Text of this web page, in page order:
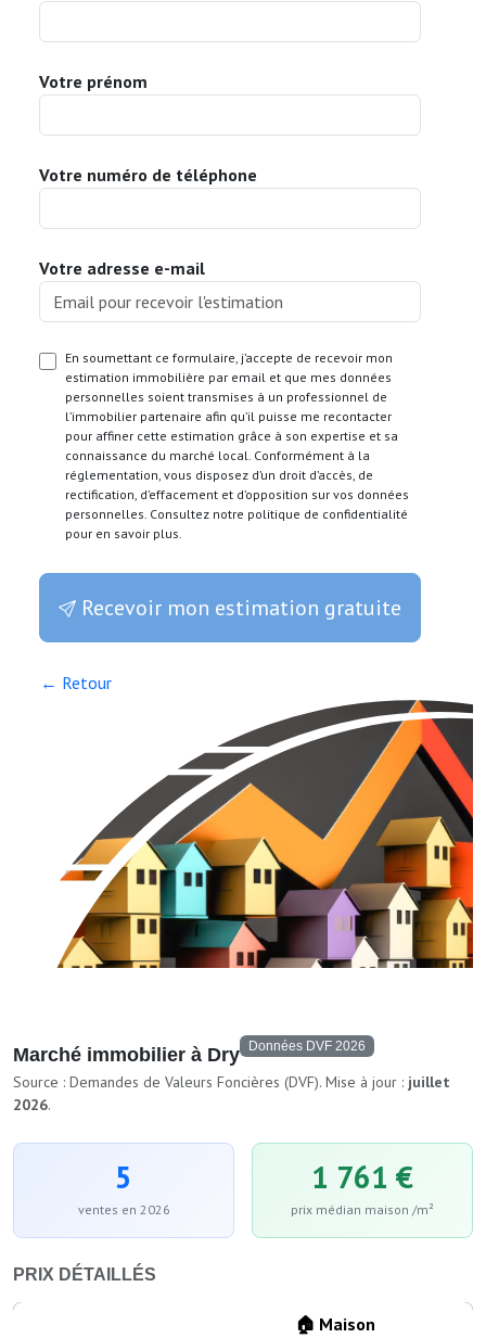
Votre prénom
Votre numéro de téléphone
Votre adresse e-mail
En soumettant ce formulaire, j’accepte de recevoir mon
estimation immobilière par email et que mes données
personnelles soient transmises à un professionnel de
l’immobilier partenaire afin qu’il puisse me recontacter
pour affiner cette estimation grâce à son expertise et sa
connaissance du marché local. Conformément à la
réglementation, vous disposez d’un droit d’accès, de
rectification, d’effacement et d’opposition sur vos données
personnelles. Consultez notre politique de confidentialité
pour en savoir plus.
Recevoir mon estimation gratuite
← Retour
Marché immobilier à Dry Données DVF 2026
Source : Demandes de Valeurs Foncières (DVF). Mise à jour : juillet
2026.
5
ventes en 2026
1 761 €
prix médian maison /m²
PRIX DÉTAILLÉS
🏠 Maison